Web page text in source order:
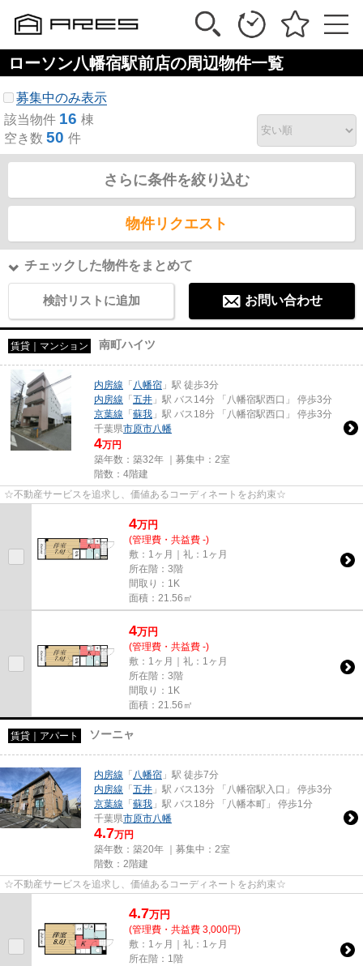
ローソン八幡宿駅前店の周辺物件一覧
募集中のみ表示
該当物件 16 棟
空き数 50 件
さらに条件を絞り込む
物件リクエスト
チェックした物件をまとめて
検討リストに追加 お問い合わせ
賃貸｜マンション 南町ハイツ
内房線 「 八幡宿 」駅 徒歩3分
内房線 「 五井 」駅 バス14分 「八幡宿駅西口」 停歩3分
京葉線 「 蘇我 」駅 バス18分 「八幡宿駅西口」 停歩3分
千葉県市原市八幡
4万円
築年数：築32年 ｜募集中： 2室
階数：4階建
☆不動産サービスを追求し、価値あるコーディネートをお約束☆
4万円
(管理費・共益費 -)
敷：1ヶ月｜礼：1ヶ月
所在階：3階
間取り：1K
面積：21.56㎡
4万円
(管理費・共益費 -)
敷：1ヶ月｜礼：1ヶ月
所在階：3階
間取り：1K
面積：21.56㎡
賃貸｜アパート ソーニャ
内房線 「 八幡宿 」駅 徒歩7分
内房線 「 五井 」駅 バス13分 「八幡宿駅入口」 停歩3分
京葉線 「 蘇我 」駅 バス18分 「八幡本町」 停歩1分
千葉県市原市八幡
4.7万円
築年数：築20年 ｜募集中： 2室
階数：2階建
☆不動産サービスを追求し、価値あるコーディネートをお約束☆
4.7万円
(管理費・共益費 3,000円)
敷：1ヶ月｜礼：1ヶ月
所在階：1階